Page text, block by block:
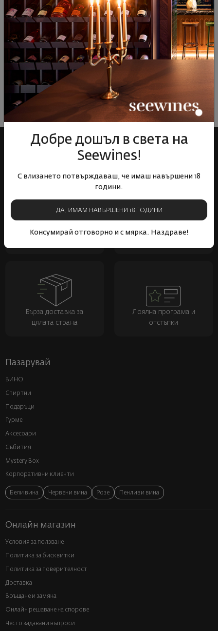
ОТЗИВИ И ОЦЕНКИ
Все още няма ревюта на този продукт
Напишете първото ревю
ОСТАВЕТЕ ВАШЕТО МНЕНИЕ
Добре дошъл в света на
Seewines!
С влизането потвърждаваш, че имаш навършени 18
години.
ДА, ИМАМ НАВЪРШЕНИ 18 ГОДИНИ
Консумирай отговорно и с мярка. Наздраве!
Над 1300 вина от цял
Физически магазини и
Бърза доставка за
цялата страна
Лоялна програма и
отстъпки
Пазарувай
ВИНО
Спиртни
Подаръци
Гурме
Аксесоари
Събития
Mystery Box
Корпоративни клиенти
Бели вина Червени вина Розе Пенливи вина
Онлайн магазин
Условия за ползване
Политика за бисквитки
Политика за поверителност
Доставка
Връщане и замяна
Онлайн решаване на спорове
Често задавани въпроси